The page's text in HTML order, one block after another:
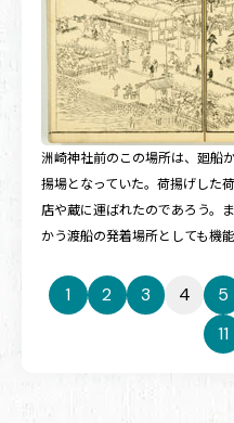
洲崎神社前のこの場所は、廻船
揚場となっていた。荷揚げした
店や蔵に運ばれたのであろう。
かう渡船の発着場所としても機
1 2 3 4 5
11